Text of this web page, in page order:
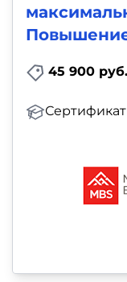
45 900 руб.
Сертификат